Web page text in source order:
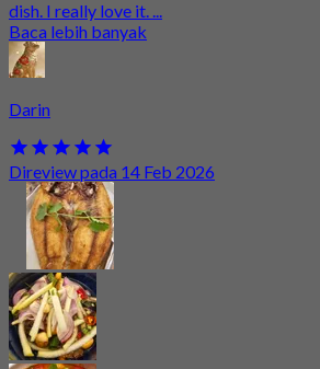
dish. I really love it. ...
Baca lebih banyak
Darin
Direview pada 14 Feb 2026